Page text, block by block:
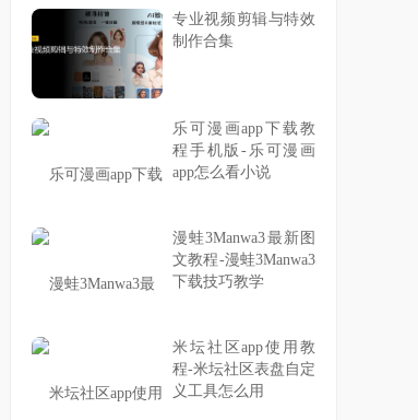
专业视频剪辑与特效
制作合集
乐可漫画app下载教
程手机版-乐可漫画
app怎么看小说
漫蛙3Manwa3最新图
文教程-漫蛙3Manwa3
下载技巧教学
米坛社区app使用教
程-米坛社区表盘自定
义工具怎么用